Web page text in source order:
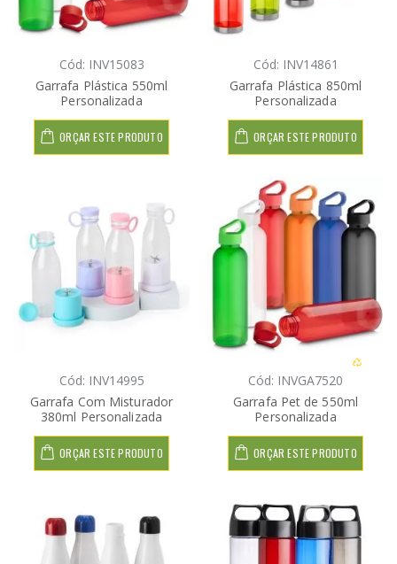
Cód: INV15083
Garrafa Plástica 550ml
Personalizada
ORÇAR ESTE PRODUTO
Cód: INV14861
Garrafa Plástica 850ml
Personalizada
ORÇAR ESTE PRODUTO
Cód: INV14995
Garrafa Com Misturador
380ml Personalizada
ORÇAR ESTE PRODUTO
Cód: INVGA7520
Garrafa Pet de 550ml
Personalizada
ORÇAR ESTE PRODUTO